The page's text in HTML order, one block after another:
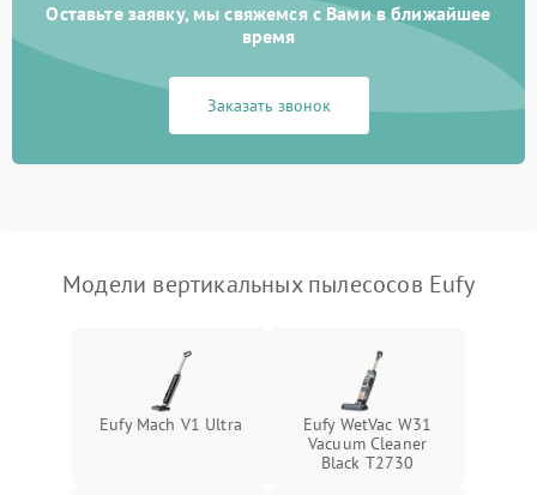
Неисправность системы
1000 ₽ Подробнее →
Неисправность системы
1000 ₽
Поломка системы
управления
1500 ₽ Подробнее →
освещения (если есть)
Подробнее →
Повреждение внутренних
Подробнее →
Оставьте заявку, мы свяжемся с Вами в ближайшее
время
Заказать звонок
Модели вертикальных пылесосов Eufy
Eufy Mach V1 Ultra
Eufy WetVac W31
Vacuum Cleaner
Black T2730